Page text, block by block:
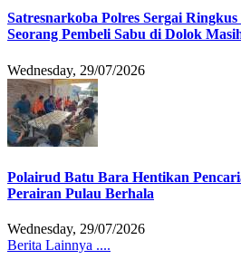
Satresnarkoba Polres Sergai
Seorang Pembeli Sabu di Dolok
Wednesday, 29/07/2026
Polairud Batu Bara Hentikan
Perairan Pulau Berhala
Wednesday, 29/07/2026
Berita Lainnya ....